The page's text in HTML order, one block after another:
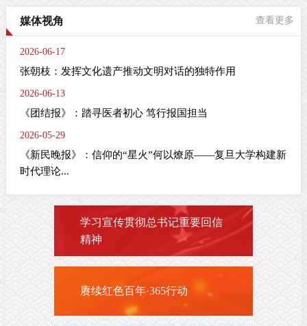
媒体视角 查看更多
2026-06-17
张朝枝：发挥文化遗产推动文明对话的独特作用
2026-06-13
《团结报》：踏寻医者初心 笃行报国担当
2026-05-29
《新民晚报》：信仰的“星火”何以燎原——复旦大学构建新
时代理论...
学习宣传贯彻总书记重要回信
精神
赓续红色百年·365行动